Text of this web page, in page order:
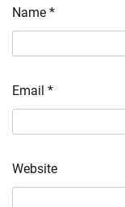
Name *
Email *
Website